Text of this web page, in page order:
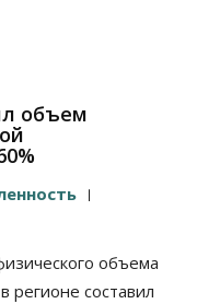
объем
объема
регионе составил